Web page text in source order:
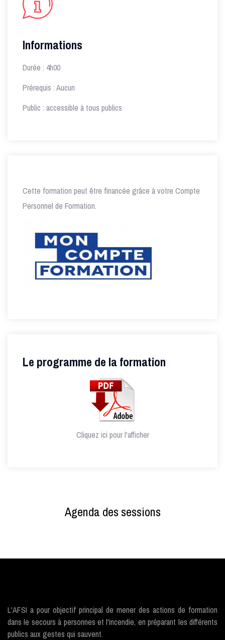
Informations
Durée : 4h00
Prérequis : Aucun
Public : accessible à tous publics
Cette formation peut être financée grâce à votre Compte
Personnel de Formation.
Le programme de la formation
Cliquez ici pour l'afficher
Agenda des sessions
L'AFSI a pour objectif principal de mener des actions de formation
dans le secours à personnes et l'incendie, en préparant les différents
publics aux gestes qui sauvent.